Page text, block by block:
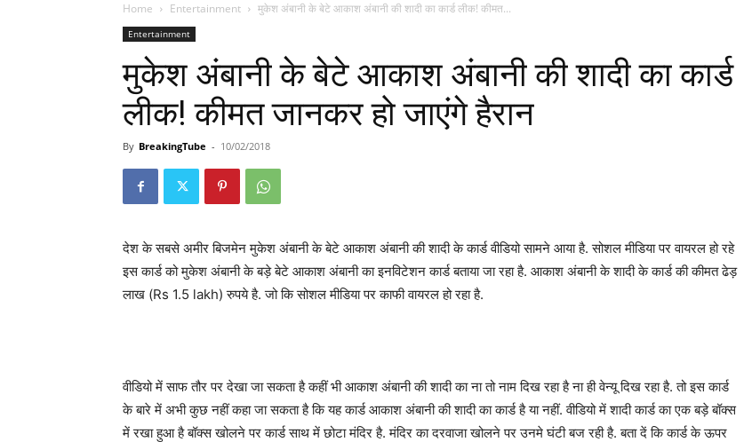
Home Entertainment मुकेश अंबानी के बेटे आकाश अंबानी की शादी का कार्ड लीक! कीमत...
Entertainment
मुकेश अंबानी के बेटे आकाश अंबानी की शादी का कार्ड
लीक! कीमत जानकर हो जाएंगे हैरान
By BreakingTube - 10/02/2018
देश के सबसे अमीर बिजमेन मुकेश अंबानी के बेटे आकाश अंबानी की शादी के कार्ड वीडियो सामने आया है. सोशल मीडिया पर वायरल हो रहे
इस कार्ड को मुकेश अंबानी के बड़े बेटे आकाश अंबानी का इनविटेशन कार्ड बताया जा रहा है. आकाश अंबानी के शादी के कार्ड की कीमत ढेड़
लाख (Rs 1.5 lakh) रुपये है. जो कि सोशल मीडिया पर काफी वायरल हो रहा है.
वीडियो में साफ तौर पर देखा जा सकता है कहीं भी आकाश अंबानी की शादी का ना तो नाम दिख रहा है ना ही वेन्यू दिख रहा है. तो इस कार्ड
के बारे में अभी कुछ नहीं कहा जा सकता है कि यह कार्ड आकाश अंबानी की शादी का कार्ड है या नहीं. वीडियो में शादी कार्ड का एक बड़े बॉक्स
में रखा हुआ है बॉक्स खोलने पर कार्ड साथ में छोटा मंदिर है. मंदिर का दरवाजा खोलने पर उनमे घंटी बज रही है. बता दें कि कार्ड के ऊपर